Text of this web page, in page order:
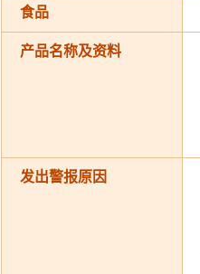
食品
产品名称及资料
发出警报原因